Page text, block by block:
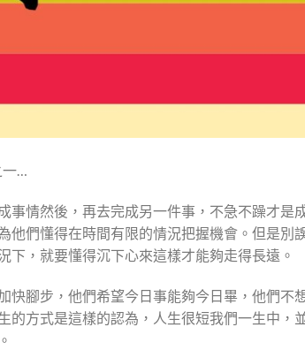
一…
事情然後，再去完成另一件事，不急不躁才是
他們懂得在時間有限的情況把握機會。但是別
，就要懂得沉下心來這樣才能夠走得長遠。
腳步，他們希望今日事能夠今日畢，他們不
方式是這樣的認為，人生很短我們一生中，